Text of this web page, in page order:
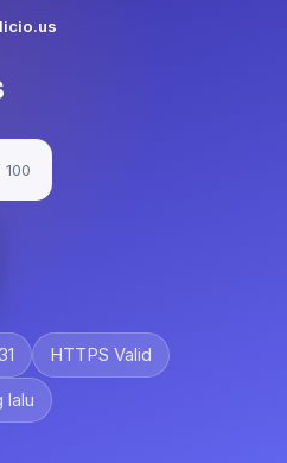
100
HTTPS Valid
lalu